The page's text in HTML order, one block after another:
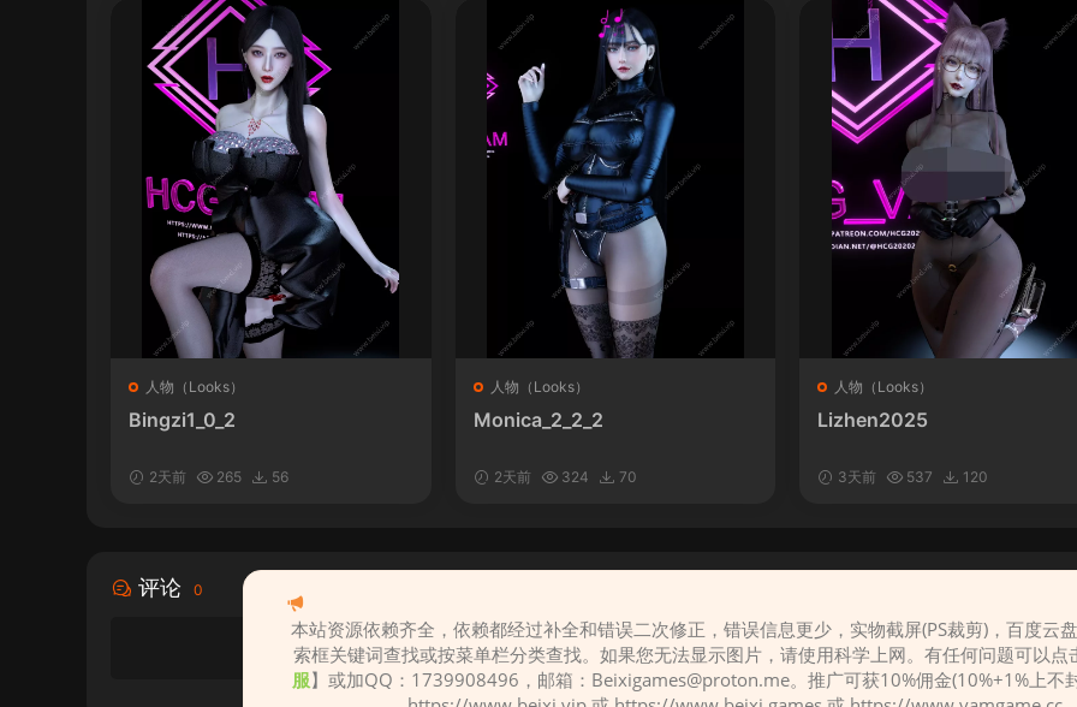
人物（Looks）
Bingzi1_0_2
2天前 265 56
人物（Looks）
Monica_2_2_2
2天前 324 70
人物（Looks）
Lizhen2025
3天前 537 120
评论 0
请先登录
本站资源依赖齐全，依赖都经过补全和错误二次修正，错误信息更少，实物截屏(PS裁剪)，百度云
索框关键词查找或按菜单栏分类查找。如果您无法显示图片，请使用科学上网。有任何问题可以点
服】或加QQ：1739908496，邮箱： Beixigames@proton.me。推广可获10%佣金(10%+1%上不